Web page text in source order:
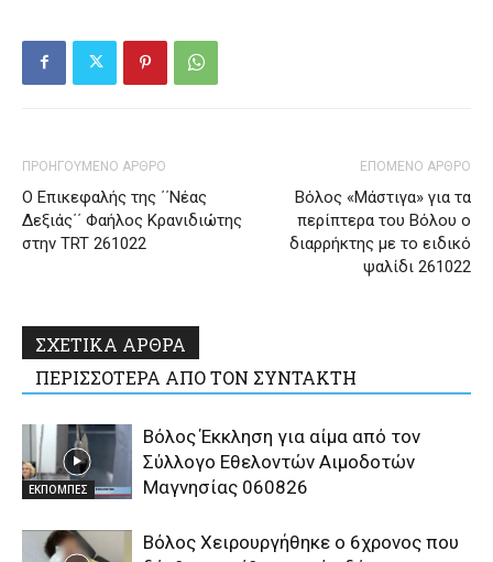
ΠΡΟΗΓΟΥΜΕΝΟ ΑΡΘΡΟ
Ο Επικεφαλής της ΄΄Νέας
Δεξιάς΄΄ Φαήλος Κρανιδιώτης
στην TRT 261022
ΕΠΟΜΕΝΟ ΑΡΘΡΟ
Βόλος «Μάστιγα» για τα
περίπτερα του Βόλου ο
διαρρήκτης με το ειδικό
ψαλίδι 261022
ΣΧΕΤΙΚΑ ΑΡΘΡΑ
ΠΕΡΙΣΣΟΤΕΡΑ ΑΠΟ ΤΟΝ ΣΥΝΤΑΚΤΗ
ΕΚΠΟΜΠΕΣ
Βόλος Έκκληση για αίμα από τον
Σύλλογο Εθελοντών Αιμοδοτών
Μαγνησίας 060826
Βόλος Χειρουργήθηκε ο 6χρονος που